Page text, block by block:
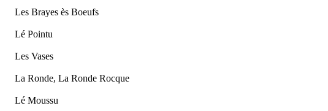
Les Brayes ès Boeufs
Lé Pointu
Les Vases
La Ronde, La Ronde Rocque
Lé Moussu